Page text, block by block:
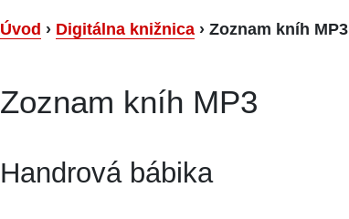
Úvod › Digitálna knižnica › Zoznam kníh MP3
Zoznam kníh MP3
Handrová bábika